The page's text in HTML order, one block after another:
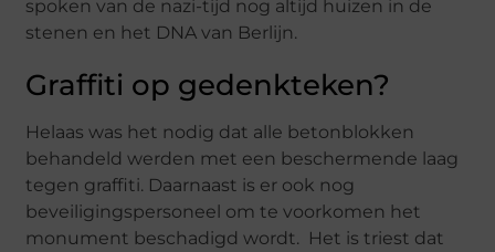
spoken van de nazi-tijd nog altijd huizen in de
stenen en het DNA van Berlijn.
Graffiti op gedenkteken?
Helaas was het nodig dat alle betonblokken
behandeld werden met een beschermende laag
tegen graffiti. Daarnaast is er ook nog
beveiligingspersoneel om te voorkomen het
monument beschadigd wordt. Het is triest dat